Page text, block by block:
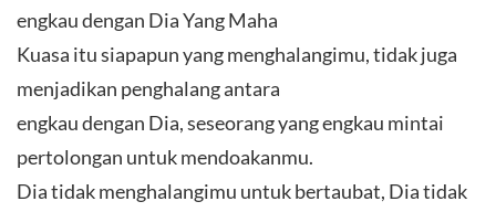
engkau dengan Dia Yang Maha
Kuasa itu siapapun yang menghalangimu, tidak juga
menjadikan penghalang antara
engkau dengan Dia, seseorang yang engkau mintai
pertolongan untuk mendoakanmu.
Dia tidak menghalangimu untuk bertaubat, Dia tidak